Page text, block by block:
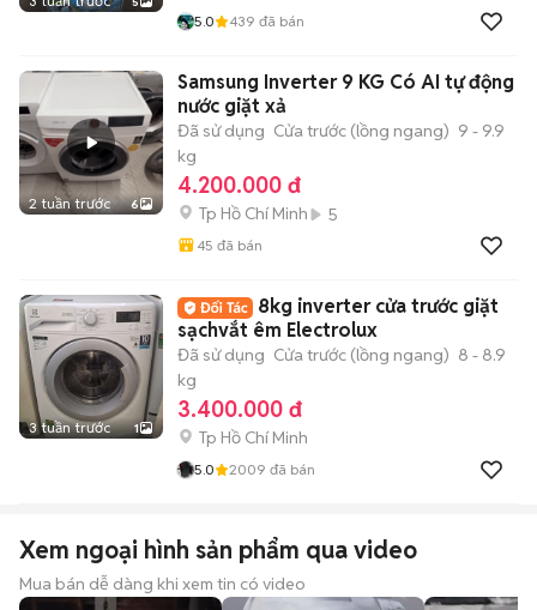
5.0 439 đã bán
2 tuần trước 6
Samsung Inverter 9 KG Có AI tự động
nước giặt xả
Đã sử dụng Cửa trước (lồng ngang) 9 - 9.9
kg
4.200.000 đ
Tp Hồ Chí Minh 5
45 đã bán
3 tuần trước 1
8kg inverter cửa trước giặt
sạchvắt êm Electrolux
Đã sử dụng Cửa trước (lồng ngang) 8 - 8.9
kg
3.400.000 đ
Tp Hồ Chí Minh
5.0 2009 đã bán
Xem ngoại hình sản phẩm qua video
Mua bán dễ dàng khi xem tin có video